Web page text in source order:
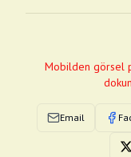
Mobilden görsel
Email